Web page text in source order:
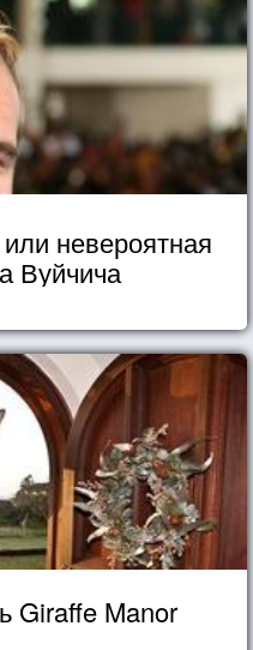
невероятная
Вуйчича
Giraffe Manor